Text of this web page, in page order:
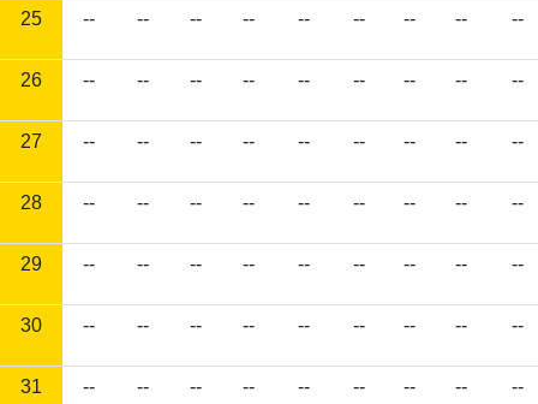
25 -- -- -- -- -- -- -- -- --
26 -- -- -- -- -- -- -- -- --
27 -- -- -- -- -- -- -- -- --
28 -- -- -- -- -- -- -- -- --
29 -- -- -- -- -- -- -- -- --
30 -- -- -- -- -- -- -- -- --
31 -- -- -- -- -- -- -- -- --